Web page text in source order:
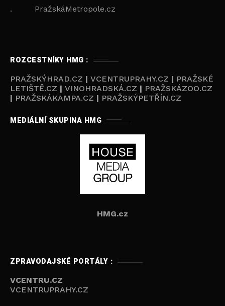
. PražskáMetropole.cz
ROZCESTNÍKY HMG :
PRAŽSKÝHRAD.CZ | VCENTRUPRAHY.CZ | PRAŽSKÉ
LETIŠTĚ.CZ | VINOHRADSKÁ.CZ | PRAŽSKÁZOO.CZ
| PRAŽSKÁKAMPA.CZ | PRAŽSKÝPETŘÍN.CZ
MEDIÁLNÍ SKUPINA HMG
HMG.cz
ZPRAVODAJSKÉ PORTÁLY :
VCENTRU.CZ
VCENTRUPRAHY.CZ